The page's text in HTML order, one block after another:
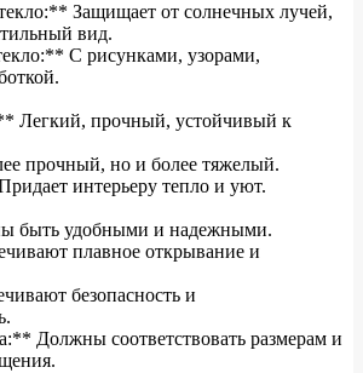
Защищает от солнечных лучей,
вид.
С рисунками, узорами,
прочный, устойчивый к
прочный, но и более тяжелый.
интерьеру тепло и уют.
быть удобными и надежными.
плавное открывание и
безопасность и
Должны соответствовать размерам и